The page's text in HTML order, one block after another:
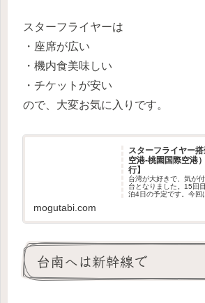
スターフライヤーは
・座席が広い
・機内食美味しい
・チケットが安い
ので、大変お気に入りです。
スターフライヤー
空港-桃園国際空港
行】
台湾が大好きで、気が
台となりました。15回
泊4日の予定です。今回
mogutabi.com
台南へは新幹線で